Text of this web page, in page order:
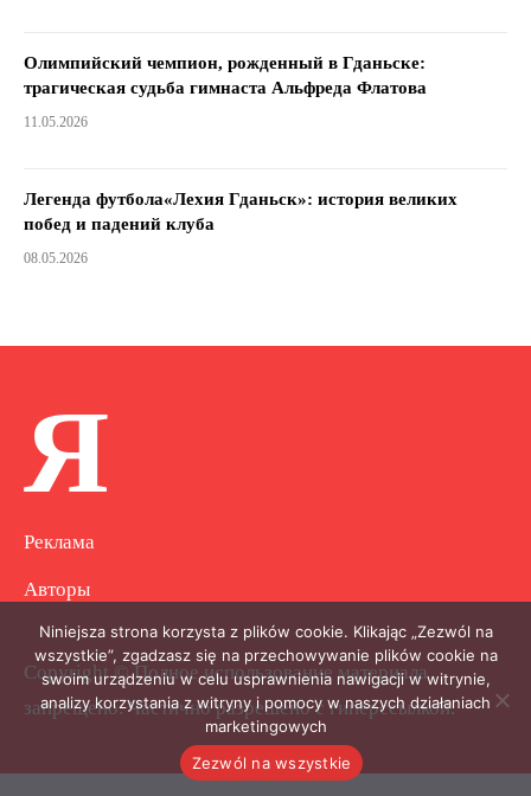
Олимпийский чемпион, рожденный в Гданьске:
трагическая судьба гимнаста Альфреда Флатова
11.05.2026
Легенда футбола«Лехия Гданьск»: история великих
побед и падений клуба
08.05.2026
Я
Реклама
Авторы
Copyright © Полное использование материала
запрещено. Частично разрешено с гиперссылкой.
Niniejsza strona korzysta z plików cookie. Klikając „Zezwól na
wszystkie”, zgadzasz się na przechowywanie plików cookie na
swoim urządzeniu w celu usprawnienia nawigacji w witrynie,
analizy korzystania z witryny i pomocy w naszych działaniach
marketingowych
Zezwól na wszystkie